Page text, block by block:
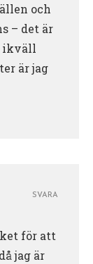
och
– det är
ikväll
är jag
för att
jag är
SVARA